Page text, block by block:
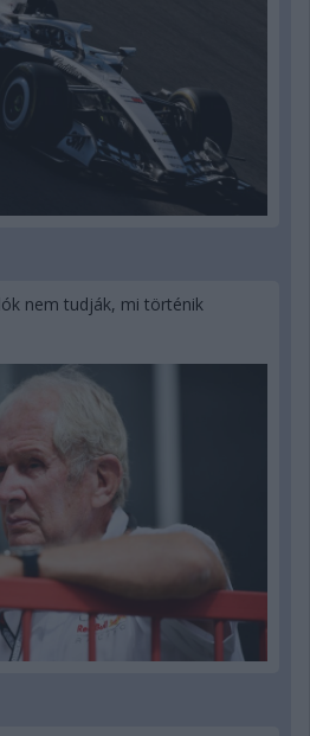
nem tudják, mi történik